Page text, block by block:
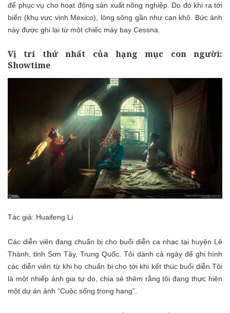
để phục vụ cho hoạt động sản xuất nông nghiệp. Do đó khi ra tới
biển (khu vực vịnh Mexico), lòng sông gần như cạn khô. Bức ảnh
này được ghi lại từ một chiếc máy bay Cessna.
Vị trí thứ nhất của hạng mục con người:
Showtime
Tác giả: Huaifeng Li
Các diễn viên đang chuẩn bị cho buổi diễn ca nhạc tại huyện Lê
Thành, tỉnh Sơn Tây, Trung Quốc. Tôi dành cả ngày để ghi hình
các diễn viên từ khi họ chuẩn bị cho tới khi kết thúc buổi diễn.Tôi
là một nhiếp ảnh gia tự do, chia sẻ thêm rằng tôi đang thực hiện
một dự án ảnh “Cuộc sống trong hang”.